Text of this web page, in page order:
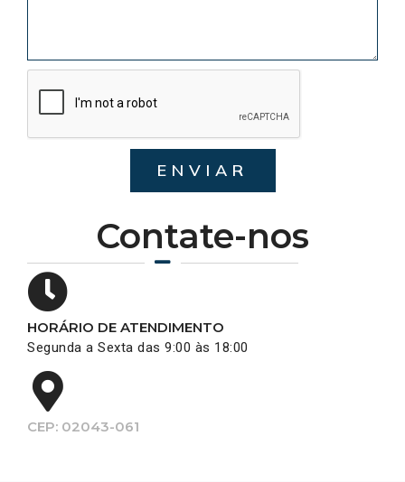
Contate-nos
HORÁRIO DE ATENDIMENTO
Segunda a Sexta das 9:00 às 18:00
CEP: 02043-061
ENVIAR